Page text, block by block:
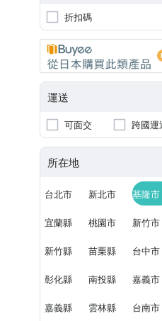
折扣碼
運送
可面交 跨國運
所在地
台北市 新北市 基隆市
宜蘭縣 桃園市 新竹市
新竹縣 苗栗縣 台中市
彰化縣 南投縣 嘉義市
嘉義縣 雲林縣 台南市